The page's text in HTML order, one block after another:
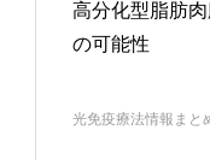
高分化型脂肪
の可能性
光免疫療法情報まと